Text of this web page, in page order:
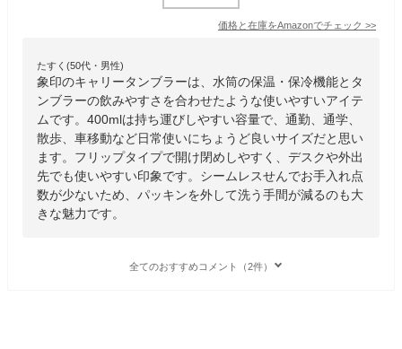
価格と在庫をAmazonでチェック >>
たすく(50代・男性)
象印のキャリータンブラーは、水筒の保温・保冷機能とタ
ンブラーの飲みやすさを合わせたような使いやすいアイテ
ムです。400mlは持ち運びしやすい容量で、通勤、通学、
散歩、車移動など日常使いにちょうど良いサイズだと思い
ます。フリップタイプで開け閉めしやすく、デスクや外出
先でも使いやすい印象です。シームレスせんでお手入れ点
数が少ないため、パッキンを外して洗う手間が減るのも大
きな魅力です。
全てのおすすめコメント（2件）